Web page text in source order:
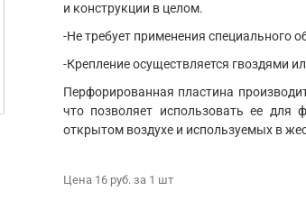
и конструкции в целом.
-Не требует применения специального
-Крепление осуществляется гвоздями
Перфорированная пластина
что позволяет использовать ее для
открытом воздухе и используемых в
Цена 16 руб.за 1 шт